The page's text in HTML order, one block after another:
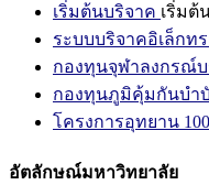
เริ่มต้นบริจาค เริ่มต้
ระบบบริจาคอิเล็กท
กองทุนจุฬาลงกรณ์
กองทุนภูมิคุ้มกันบำบั
โครงการอุทยาน
อัตลักษณ์มหาวิทยาลัย